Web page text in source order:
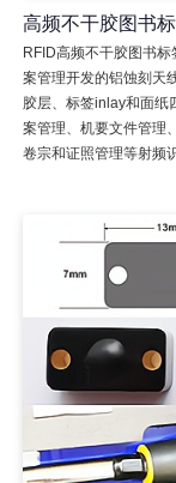
高频不干胶图书
RFID高频不干胶图书
案管理开发的铝蚀刻天
胶层、标签inlay和面纸
案管理、机要文件管理
卷宗和证照管理等射频